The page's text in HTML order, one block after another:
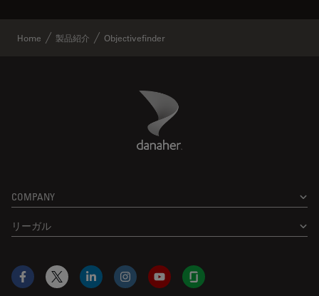
Home 製品紹介 Objectivefinder
Danaher Logo
COMPANY
リーガル
Facebook
X LinkedInInstagramYouTubeGlassdoor